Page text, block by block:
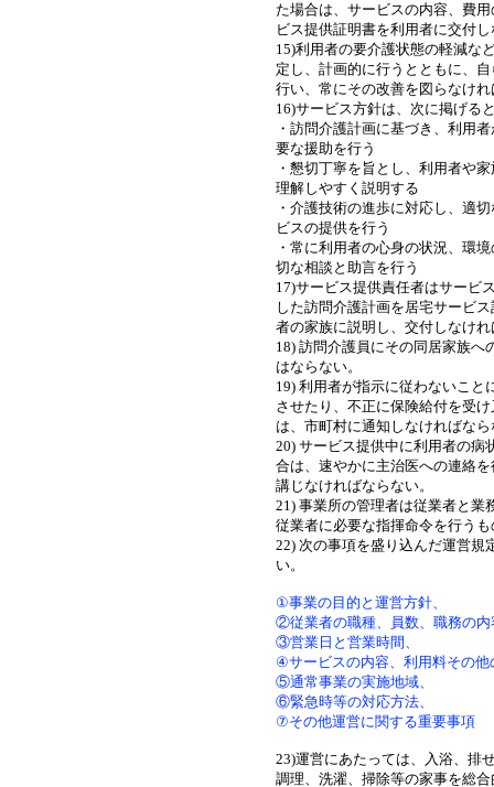
た場合は、サービスの内容、費
ビス提供証明書を利用者に交付
15)利用者の要介護状態の軽減な
定し、計画的に行うとともに、
行い、常にその改善を図らなけ
16)サービス方針は、次に掲げる
・訪問介護計画に基づき、利用
要な援助を行う
・懇切丁寧を旨とし、利用者や
理解しやすく説明する
・介護技術の進歩に対応し、適
ビスの提供を行う
・常に利用者の心身の状況、環
切な相談と助言を行う
17)サービス提供責任者はサービ
した訪問介護計画を居宅サービ
者の家族に説明し、交付しなけ
18) 訪問介護員にその同居家族へ
はならない。
19) 利用者が指示に従わないこと
させたり、不正に保険給付を受
は、市町村に通知しなければな
20) サービス提供中に利用者の病
合は、速やかに主治医への連絡
講じなければならない。
21) 事業所の管理者は従業者と業
従業者に必要な指揮命令を行う
22) 次の事項を盛り込んだ運営規
い。
①事業の目的と運営方針、
②従業者の職種、員数、職務の内
③営業日と営業時間、
④サービスの内容、利用料その他
⑤通常事業の実施地域、
⑥緊急時等の対応方法、
⑦その他運営に関する重要事項
23)運営にあたっては、入浴、排
調理、洗濯、掃除等の家事を総